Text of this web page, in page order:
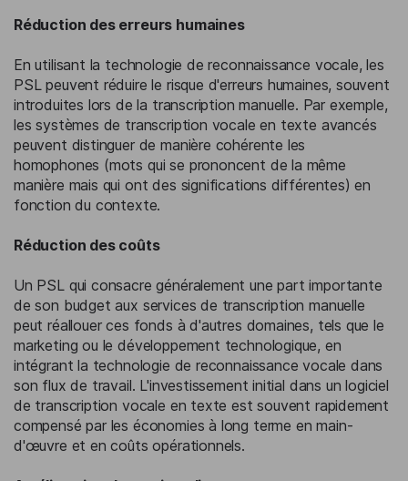
Réduction des erreurs humaines
En utilisant la technologie de reconnaissance vocale, les
PSL peuvent réduire le risque d'erreurs humaines, souvent
introduites lors de la transcription manuelle. Par exemple,
les systèmes de transcription vocale en texte avancés
peuvent distinguer de manière cohérente les
homophones (mots qui se prononcent de la même
manière mais qui ont des significations différentes) en
fonction du contexte.
Réduction des coûts
Un PSL qui consacre généralement une part importante
de son budget aux services de transcription manuelle
peut réallouer ces fonds à d'autres domaines, tels que le
marketing ou le développement technologique, en
intégrant la technologie de reconnaissance vocale dans
son flux de travail. L'investissement initial dans un logiciel
de transcription vocale en texte est souvent rapidement
compensé par les économies à long terme en main-
d'œuvre et en coûts opérationnels.